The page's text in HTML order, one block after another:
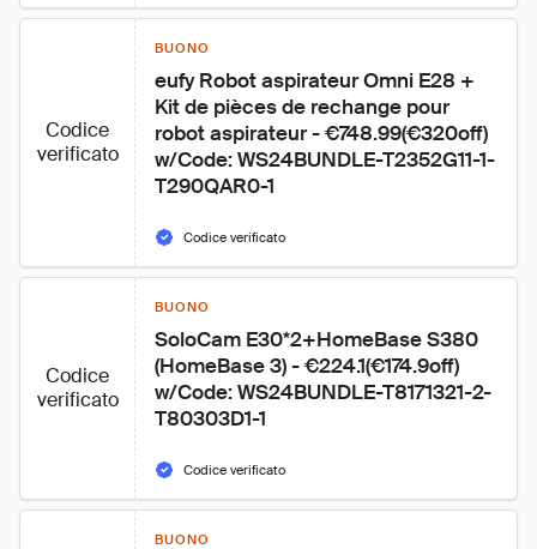
Codice
verificato
BUONO
eufy Robot aspirateur Omni E28 +
Kit de pièces de rechange pour
robot aspirateur - €748.99(€320off)
w/Code: WS24BUNDLE-T2352G11-1-
T290QAR0-1
Codice verificato
Codice
verificato
BUONO
SoloCam E30*2+HomeBase S380
(HomeBase 3) - €224.1(€174.9off)
w/Code: WS24BUNDLE-T8171321-2-
T80303D1-1
Codice verificato
BUONO